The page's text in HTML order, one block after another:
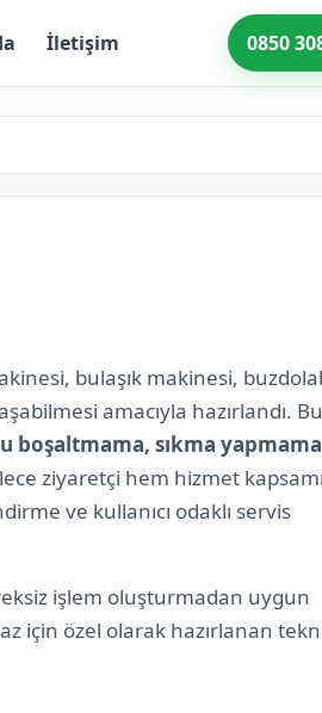
İletişim 0850
bulaşık makinesi,
amacıyla hazırlandı. Bu
boşaltmama, sıkma
ziyaretçi hem hizmet
ve kullanıcı odaklı servis
işlem oluşturmadan uygun
için özel olarak hazırlanan